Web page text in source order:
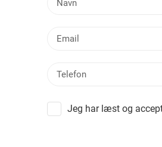
Jeg har læst og